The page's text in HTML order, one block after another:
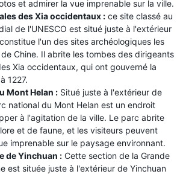
et admirer la vue imprenable sur la ville.
des Xia occidentaux : ce site classé au
de l'UNESCO est situé juste à l'extérieur
l'un des sites archéologiques les
Chine. Il abrite les tombes des dirigeants
Xia occidentaux, qui ont gouverné la
1227.
Mont Helan : Situé juste à l'extérieur de
national du Mont Helan est un endroit
à l'agitation de la ville. Le parc abrite
et de faune, et les visiteurs peuvent
imprenable sur le paysage environnant.
de Yinchuan : Cette section de la Grande
est située juste à l'extérieur de Yinchuan